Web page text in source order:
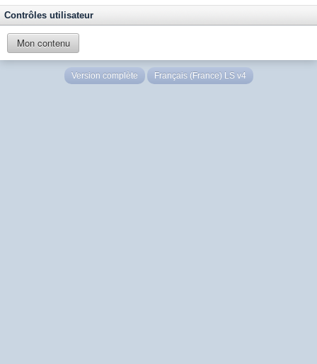
Contrôles utilisateur
Mon contenu
Version complète Français (France) LS v4